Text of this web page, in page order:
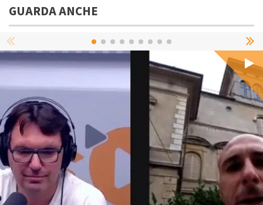
GUARDA ANCHE